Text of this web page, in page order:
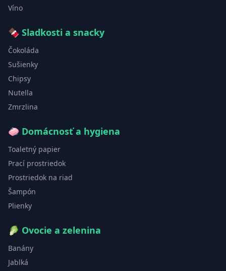
Víno
🍫 Sladkosti a snacky
Čokoláda
Sušienky
Chipsy
Nutella
Zmrzlina
🧼 Domácnosť a hygiena
Toaletný papier
Prací prostriedok
Prostriedok na riad
Šampón
Plienky
🥬 Ovocie a zelenina
Banány
Jablká